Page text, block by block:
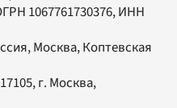
1067761730376, ИНН
Москва, Коптевская
, г. Москва,